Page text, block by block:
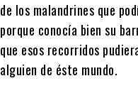
de los malandrines que
porque conocía bien su
que esos recorridos
alguien de éste mundo.